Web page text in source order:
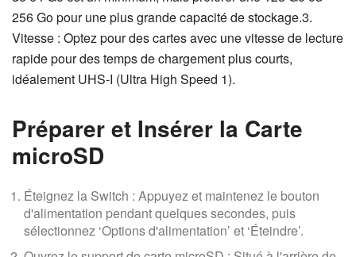
256 Go pour une plus grande capacité de stockage.3.
Vitesse : Optez pour des cartes avec une vitesse de lecture
rapide pour des temps de chargement plus courts,
idéalement UHS-I (Ultra High Speed 1).
Préparer et Insérer la Carte
microSD
Éteignez la Switch : Appuyez et maintenez le bouton
d'alimentation pendant quelques secondes, puis
sélectionnez ‘Options d'alimentation’ et ‘Éteindre’.